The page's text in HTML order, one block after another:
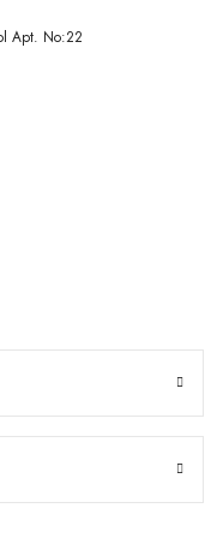
Apt. No:22